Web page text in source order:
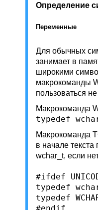
Определение
Переменные
Для обычных
занимает в
широкими
макрокоманды
пользоваться
Макрокоманда
typedef
Макрокоманда
в начале
wchar_t, если
#ifdef
typedef
typedef